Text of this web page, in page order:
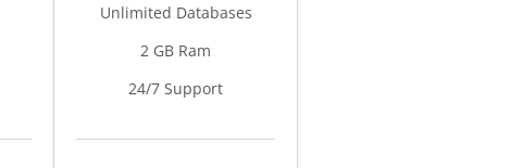
Unlimited Databases
2 GB Ram
24/7 Support